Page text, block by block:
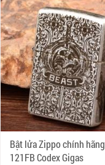
Bật lửa Zippo chính hãng
121FB Codex Gigas